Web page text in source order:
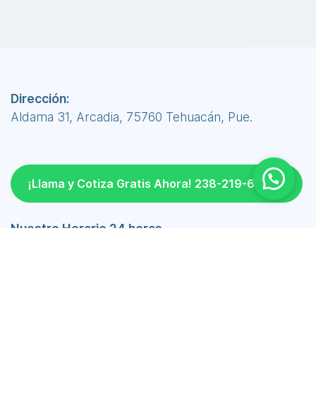
Dirección:
Aldama 31, Arcadia, 75760 Tehuacán, Pue.
¡Llama y Cotiza Gratis Ahora! 238-219-6690
Nuestro Horario 24 horas